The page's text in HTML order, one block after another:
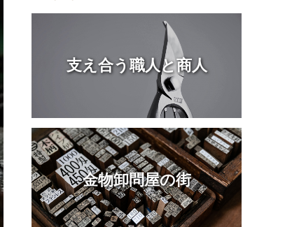
支え合う職人と商人
金物卸問屋の街